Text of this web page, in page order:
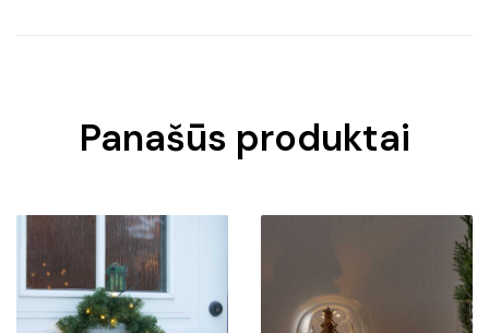
Panašūs produktai